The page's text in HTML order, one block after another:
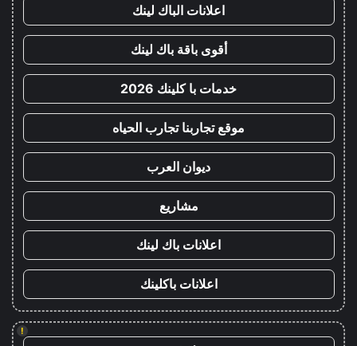
اعلانات الباك لينك
أقوى باقة باك لينك
خدمات با كلينك 2026
موقع تجاربنا تجارب الحياه
ديوان العرب
مشاريع
اعلانات باك لينك
اعلانات باكلينك
!